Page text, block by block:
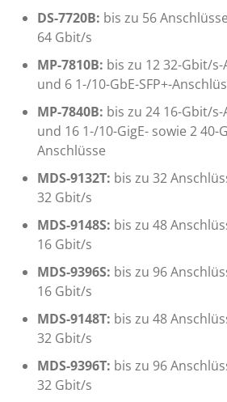
DS-7720B: bis zu 56
64 Gbit/s
MP-7810B: bis zu 12 32-Gbit/
und 6 1-/10-GbE-SFP+-
MP-7840B: bis zu 24 16-Gbit/
und 16 1-/10-GigE- sowie 2 40-
Anschlüsse
MDS-9132T: bis zu 32
32 Gbit/s
MDS-9148S: bis zu 48
16 Gbit/s
MDS-9396S: bis zu 96
16 Gbit/s
MDS-9148T: bis zu 48
32 Gbit/s
MDS-9396T: bis zu 96
32 Gbit/s